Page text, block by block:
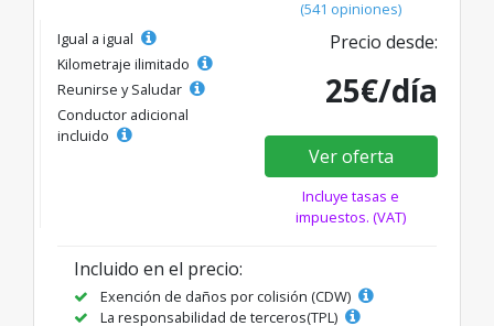
(541 opiniones)
Igual a igual
Kilometraje ilimitado
Reunirse y Saludar
Conductor adicional
incluido
Precio desde:
25€/día
Ver oferta
Incluye tasas e
impuestos. (VAT)
Incluido en el precio:
Exención de daños por colisión (CDW)
La responsabilidad de terceros(TPL)